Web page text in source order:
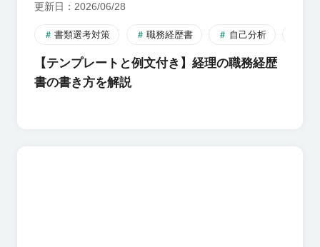
更新日 2026/06/28
書類選考対策 職務経歴書 自己分析
【テンプレートと例文付き】経理の職務経歴
書の書き方を解説